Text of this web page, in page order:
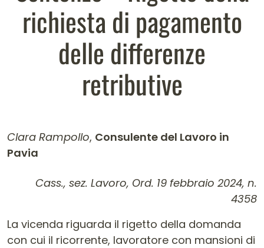
richiesta di pagamento
delle differenze
retributive
Clara Rampollo, Consulente del Lavoro in
Pavia
Contenuto dell'articolo
Cass., sez. Lavoro, Ord. 19 febbraio 2024, n.
4358
La vicenda riguarda il rigetto della domanda
con cui il ricorrente, lavoratore con mansioni di